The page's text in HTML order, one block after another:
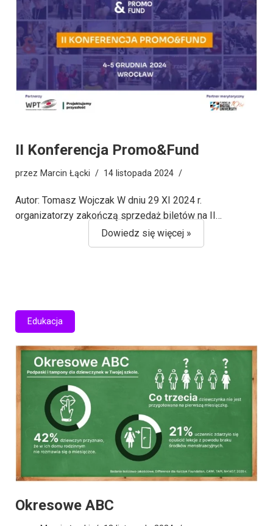
II Konferencja Promo&Fund
przez Marcin Łącki 14 listopada 2024
Autor: Tomasz Wojczak W dniu 29 XI 2024 r.
organizatorzy zakończą sprzedaż biletów na II…
Dowiedz się więcej »
Okresowe ABC
Edukacja